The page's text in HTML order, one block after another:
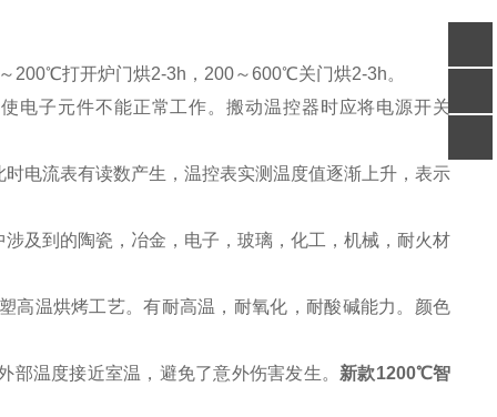
打开炉门烘2-3h，200～600℃关门烘2-3h。
子元件不能正常工作。搬动温控器时应将电源开关
流表有读数产生，温控表实测温度值逐渐上升，表示
及到的陶瓷，冶金，电子，玻璃，化工，机械，耐火材
高温烘烤工艺。有耐高温，耐氧化，耐酸碱能力。颜色
温度接近室温，避免了意外伤害发生。 新款1200℃智